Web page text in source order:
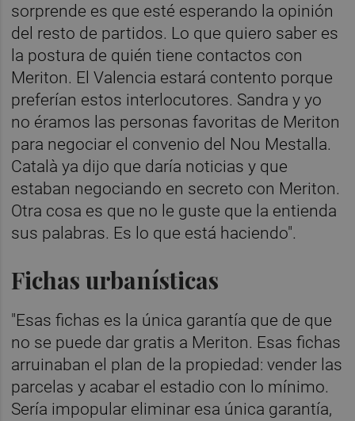
sorprende es que esté esperando la opinión
del resto de partidos. Lo que quiero saber es
la postura de quién tiene contactos con
Meriton. El Valencia estará contento porque
preferían estos interlocutores. Sandra y yo
no éramos las personas favoritas de Meriton
para negociar el convenio del Nou Mestalla.
Català ya dijo que daría noticias y que
estaban negociando en secreto con Meriton.
Otra cosa es que no le guste que la entienda
sus palabras. Es lo que está haciendo".
Fichas urbanísticas
"Esas fichas es la única garantía que de que
no se puede dar gratis a Meriton. Esas fichas
arruinaban el plan de la propiedad: vender las
parcelas y acabar el estadio con lo mínimo.
Sería impopular eliminar esa única garantía,